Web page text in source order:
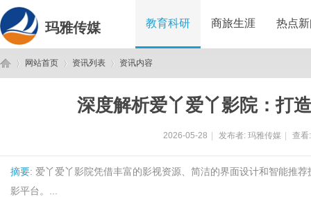
玛雅传媒 教育科研 商旅生涯 热点
网站首页 资讯列表 资讯内容
深度解析爱丫爱丫影院：打
2026-05-28 发布者: 玛雅传媒 查
摘要: 爱丫爱丫影院凭借丰富的影视资源、简洁的界面设计和智能推
影平台。...